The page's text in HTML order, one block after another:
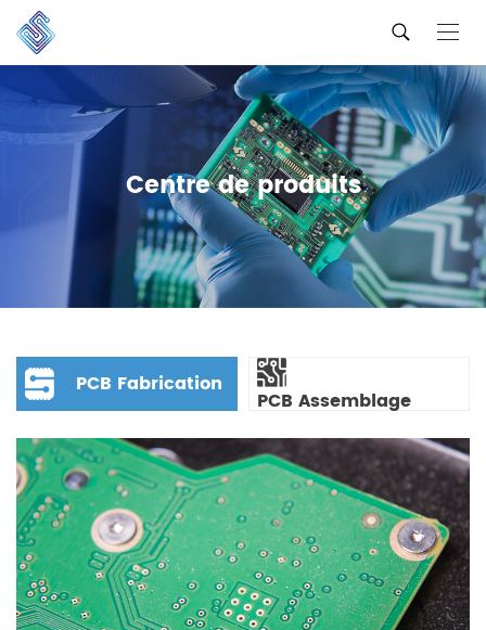
Centre de produits
PCB Fabrication
PCB Assemblage